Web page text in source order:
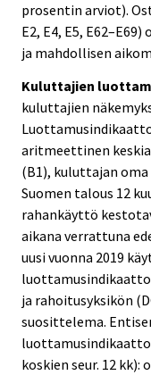
prosentin arviot).
E2, E4, E5,
ja mahdollisen
Kuluttajien
kuluttajien
aritmeettinen
(B1), kuluttajan
Suomen talous 12
rahankäyttö
aikana verrattuna
uusi vuonna 2019
ja rahoitusyksikön
suosittelema.
koskien seur. 12 kk):